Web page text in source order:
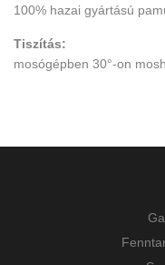
100% hazai gyártású
Tiszítás:
mosógépben 30°-on